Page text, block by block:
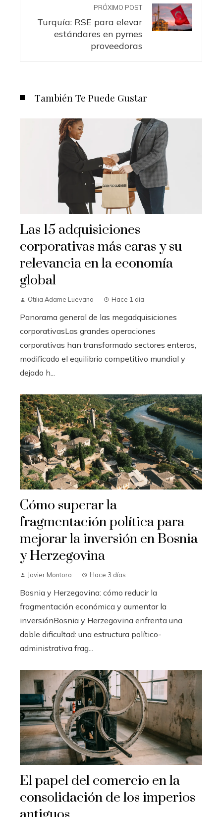
PRÓXIMO POST
Turquía: RSE para elevar
estándares en pymes
proveedoras
También Te Puede Gustar
Las 15 adquisiciones
corporativas más caras y su
relevancia en la economía
global
Otilia Adame Luevano Hace 1 día
Panorama general de las megadquisiciones
corporativasLas grandes operaciones
corporativas han transformado sectores enteros,
modificado el equilibrio competitivo mundial y
dejado h...
Cómo superar la
fragmentación política para
mejorar la inversión en Bosnia
y Herzegovina
Javier Montoro Hace 3 días
Bosnia y Herzegovina: cómo reducir la
fragmentación económica y aumentar la
inversiónBosnia y Herzegovina enfrenta una
doble dificultad: una estructura político-
administrativa frag...
El papel del comercio en la
consolidación de los imperios